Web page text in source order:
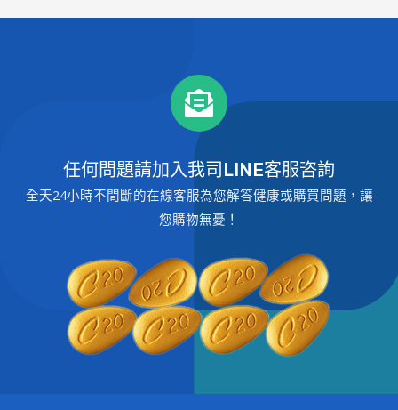
任何問題請加入我司LINE客服咨詢
全天24小時不間斷的在線客服為您解答健康或購買問題，讓
您購物無憂！